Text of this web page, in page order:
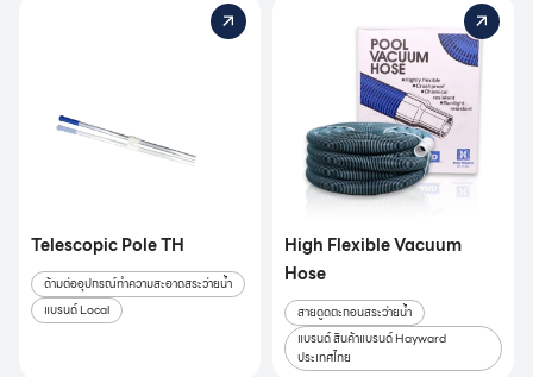
Telescopic Pole TH
ด้ามต่ออุปกรณ์ทำความสะอาดสระว่ายน้ำ
แบรนด์ Local
High Flexible Vacuum
Hose
สายดูดตะกอนสระว่ายน้ำ
แบรนด์ สินค้าแบรนด์ Hayward
ประเทศไทย